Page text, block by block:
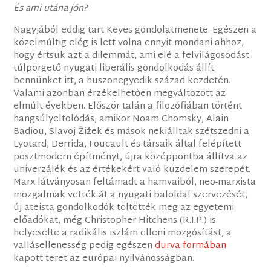
És ami utána jön?
Nagyjából eddig tart Keyes gondolatmenete. Egészen a
közelmúltig elég is lett volna ennyit mondani ahhoz,
hogy értsük azt a dilemmát, ami elé a felvilágosodást
túlpörgető nyugati liberális gondolkodás állít
bennünket itt, a huszonegyedik század kezdetén.
Valami azonban érzékelhetően megváltozott az
elmúlt években. Először talán a filozófiában történt
hangsúlyeltolódás, amikor Noam Chomsky, Alain
Badiou, Slavoj Žižek és mások nekiálltak szétszedni a
Lyotard, Derrida, Foucault és társaik által felépített
posztmodern építményt, újra középpontba állítva az
univerzálék és az értékekért való küzdelem szerepét.
Marx látványosan feltámadt a hamvaiból, neo-marxista
mozgalmak vették át a nyugati baloldal szervezését,
új ateista gondolkodók töltötték meg az egyetemi
előadókat, még Christopher Hitchens (R.I.P.) is
helyeselte a radikális iszlám elleni mozgósítást, a
vallásellenesség pedig egészendurva formában
kapott teret az európai nyilvánosságban.